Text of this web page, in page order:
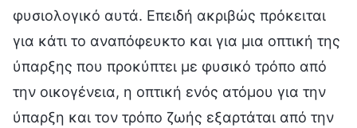
φυσιολογικό αυτά. Επειδή ακριβώς πρόκειται
για κάτι το αναπόφευκτο και για μια οπτική της
ύπαρξης που προκύπτει με φυσικό τρόπο από
την οικογένεια, η οπτική ενός ατόμου για την
ύπαρξη και τον τρόπο ζωής εξαρτάται από την